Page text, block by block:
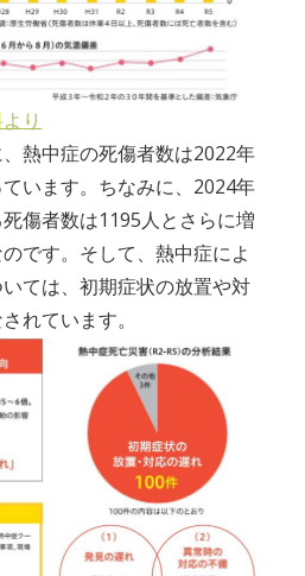
り
熱中症の死傷者数は2022年
います。ちなみに、2024年
傷者数は1195人とさらに増
です。そして、熱中症によ
ては、初期症状の放置や対
れています。